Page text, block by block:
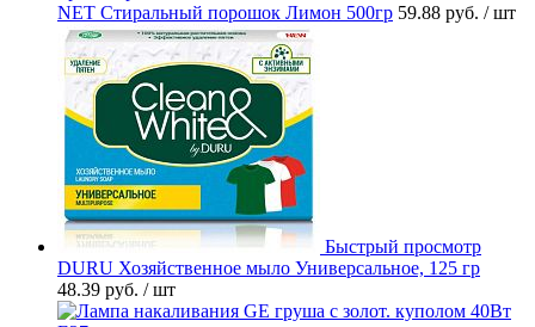
NET Стиральный порошок Лимон 500гр 59.88 руб. / шт
Быстрый просмотр
DURU Хозяйственное мыло Универсальное, 125 гр
48.39 руб. / шт